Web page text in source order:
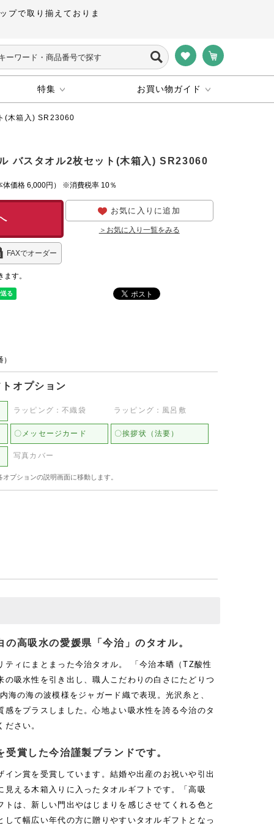
プで取り揃えておりま
特集 お買い物ガイド
(木箱入) SR23060
バスタオル2枚セット(木箱入) SR23060
体価格 6,000円） ※消費税率 10％
FAXでオーダー
す。
お気に入りに追加
＞お気に入り一覧をみる
オプション
ラッピング：不織袋 ラッピング：風呂敷
〇メッセージカード 〇挨拶状（法要）
写真カバー
プションの説明画面に移動します。
の高吸水の愛媛県「今治」のタオル。
ティにまとまった今治タオル。 「今治本晒（TZ酸性
の吸水性を引き出し、職人こだわりの白さにたどりつ
海の海の波模様をジャガード織で表現。光沢糸と、
感をプラスしました。心地よい吸水性を誇る今治のタ
さい。
受賞した今治謹製ブランドです。
イン賞を受賞しています。結婚や出産のお祝いや引出
見える木箱入りに入ったタオルギフトです。「高吸
トは、新しい門出やはじまりを感じさせてくれる色と
して幅広い年代の方に贈りやすいタオルギフトとなっ